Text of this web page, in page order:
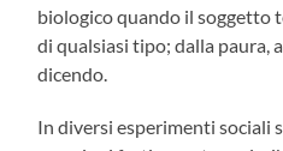
biologico quando il soggetto
di qualsiasi tipo; dalla paura,
dicendo.
In diversi esperimenti sociali